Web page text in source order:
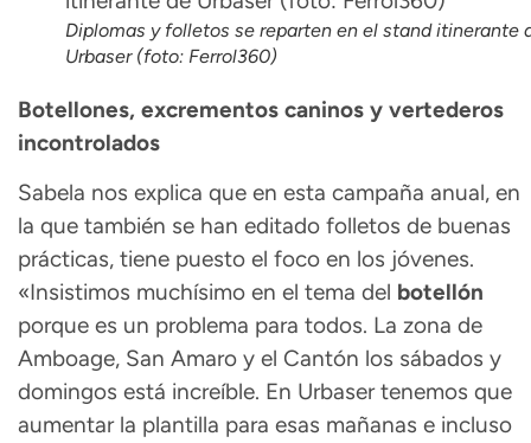
Diplomas y folletos se reparten en el stand itinerante
Urbaser (foto: Ferrol360)
Botellones, excrementos caninos y vertederos
incontrolados
Sabela nos explica que en esta campaña anual, en
la que también se han editado folletos de buenas
prácticas, tiene puesto el foco en los jóvenes.
«Insistimos muchísimo en el tema del botellón
porque es un problema para todos. La zona de
Amboage, San Amaro y el Cantón los sábados y
domingos está increíble. En Urbaser tenemos que
aumentar la plantilla para esas mañanas e incluso